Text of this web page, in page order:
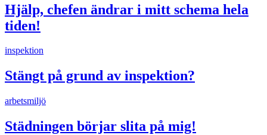
Hjälp, chefen ändrar i mitt schema hela
tiden!
inspektion
Stängt på grund av inspektion?
arbetsmiljö
Städningen börjar slita på mig!